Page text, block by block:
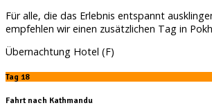
Für alle, die das Erlebnis entspannt
empfehlen wir einen zusätzlichen Tag in
Übernachtung Hotel (F)
Tag 18
Fahrt nach Kathmandu